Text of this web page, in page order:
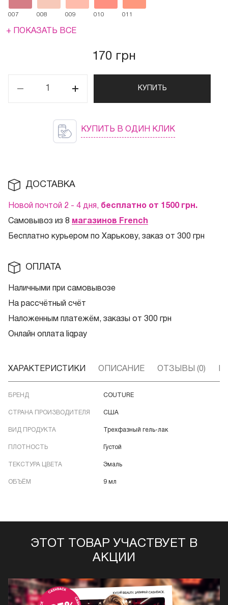
007 008 009 010 011
+ ПОКАЗАТЬ ВСЕ
170 грн
КУПИТЬ
КУПИТЬ В ОДИН КЛИК
ДОСТАВКА
Новой почтой 2 - 4 дня, бесплатно от 1500 грн.
Самовывоз из 8 магазинов French
Бесплатно курьером по Харькову, заказ от 300 грн
ОПЛАТА
Наличными при самовывозе
На рассчётный счёт
Наложенным платежём, заказы от 300 грн
Онлайн оплата liqpay
ХАРАКТЕРИСТИКИ ОПИСАНИЕ ОТЗЫВЫ (0)
БРЕНД COUTURE
СТРАНА ПРОИЗВОДИТЕЛЯ США
ВИД ПРОДУКТА Трехфазный гель-лак
ПЛОТНОСТЬ Густой
ТЕКСТУРА ЦВЕТА Эмаль
ОБЪЁМ 9 мл
ЭТОТ ТОВАР УЧАСТВУЕТ В
АКЦИИ